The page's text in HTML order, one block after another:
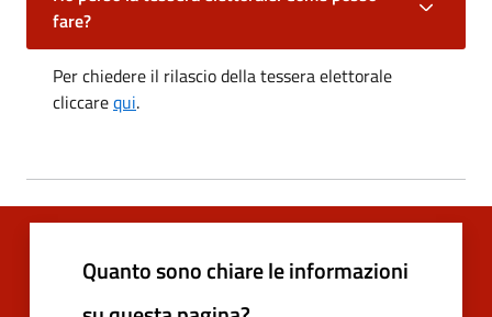
fare?
Per chiedere il rilascio della tessera elettorale
cliccarequi.
Quanto sono chiare le informazioni